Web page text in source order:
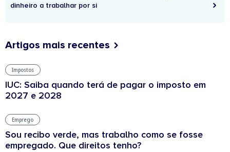
dinheiro a trabalhar por si
Artigos mais recentes
Impostos
IUC: Saiba quando terá de pagar o imposto em
2027 e 2028
Emprego
Sou recibo verde, mas trabalho como se fosse
empregado. Que direitos tenho?